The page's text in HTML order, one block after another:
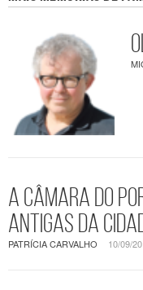
A Câmara do
antigas da
PATRÍCIA CARVALHO 10/09/